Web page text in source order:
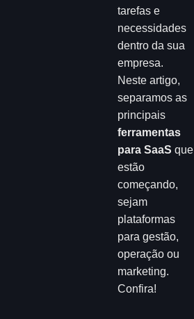
tarefas e
necessidades
dentro da sua
empresa.
Neste artigo,
separamos as
principais
ferramentas
para SaaS que
estão
começando,
sejam
plataformas
para gestão,
operação ou
marketing.
Confira!